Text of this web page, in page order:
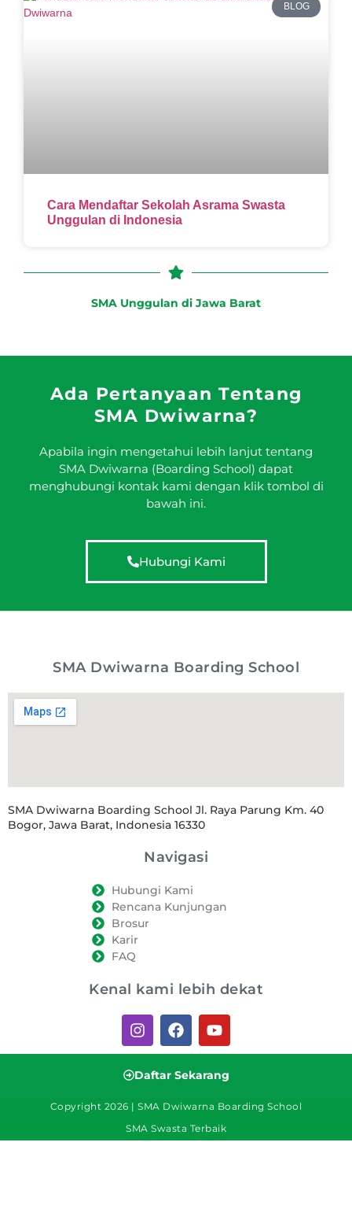
BLOG
Cara Mendaftar Sekolah Asrama Swasta
Unggulan di Indonesia
SMA Unggulan di Jawa Barat
Ada Pertanyaan Tentang
SMA Dwiwarna?
Apabila ingin mengetahui lebih lanjut tentang
SMA Dwiwarna (Boarding School) dapat
menghubungi kontak kami dengan klik tombol di
bawah ini.
Hubungi Kami
SMA Dwiwarna Boarding School
SMA Dwiwarna Boarding School Jl. Raya Parung Km. 40
Bogor, Jawa Barat, Indonesia 16330
Navigasi
Hubungi Kami
Rencana Kunjungan
Brosur
Karir
FAQ
Kenal kami lebih dekat
Daftar Sekarang
Copyright 2026 | SMA Dwiwarna Boarding School
SMA Swasta Terbaik